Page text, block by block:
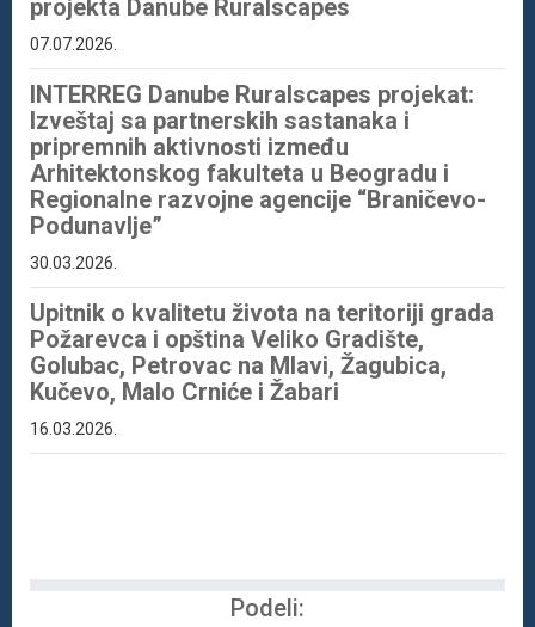
projekta Danube Ruralscapes
07.07.2026.
INTERREG Danube Ruralscapes projekat:
Izveštaj sa partnerskih sastanaka i
pripremnih aktivnosti između
Arhitektonskog fakulteta u Beogradu i
Regionalne razvojne agencije “Braničevo-
Podunavlje”
30.03.2026.
Upitnik o kvalitetu života na teritoriji grada
Požarevca i opština Veliko Gradište,
Golubac, Petrovac na Mlavi, Žagubica,
Kučevo, Malo Crniće i Žabari
16.03.2026.
Podeli: